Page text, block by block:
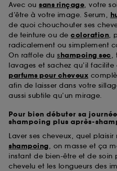
Avec ou sans rinçage, votre
d’être à votre image. Serum,
de quoi chouchouter ses
de teinture ou de coloration,
radicalement ou simplement
On raffole du shampoing sec,
lavages et sachez qu’il
parfums pour cheveux
afin de laisser dans votre
aussi subtile qu’un mirage.
Pour bien débuter sa
shampoing plus après-
Laver ses cheveux, quel
shampoing, on masse et ça
instant de bien-être et de soin
chevelu et les longueurs des